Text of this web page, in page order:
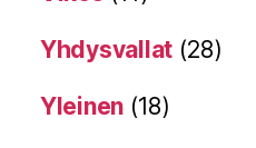
Yhdysvallat (28)
Yleinen (18)